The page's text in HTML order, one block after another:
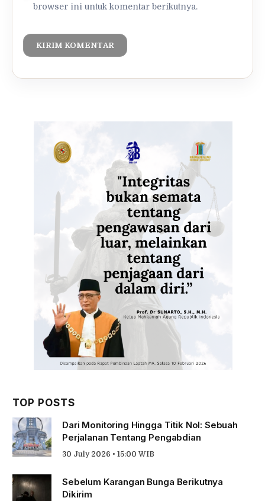
browser ini untuk komentar berikutnya.
TOP POSTS
Dari Monitoring Hingga Titik Nol: Sebuah
Perjalanan Tentang Pengabdian
30 July 2026 • 15:00 WIB
Sebelum Karangan Bunga Berikutnya
Dikirim